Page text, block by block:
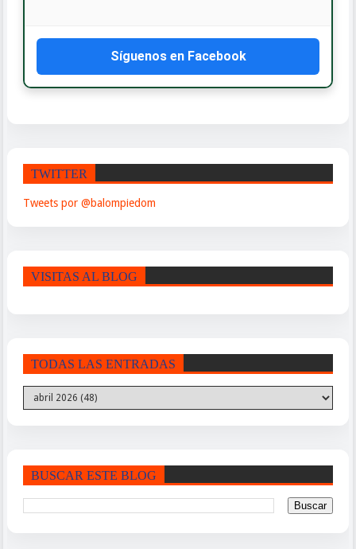
Síguenos en Facebook
TWITTER
Tweets por @balompiedom
VISITAS AL BLOG
TODAS LAS ENTRADAS
BUSCAR ESTE BLOG